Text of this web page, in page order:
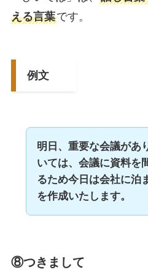
える言葉です。
例文
明日、重要な会議があ
いては、会議に資料を
るため今日は会社に泊
を作成いたします。
⑧つきまして